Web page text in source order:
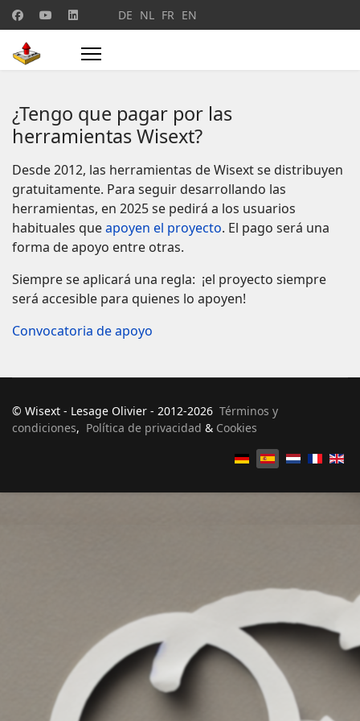
Seleccione su idioma
DE NL FR EN
¿Tengo que pagar por las
herramientas Wisext?
Desde 2012, las herramientas de Wisext se distribuyen
gratuitamente. Para seguir desarrollando las
herramientas, en 2025 se pedirá a los usuarios
habituales queapoyen el proyecto. El pago será una
forma de apoyo entre otras.
Siempre se aplicará una regla: ¡el proyecto siempre
será accesible para quienes lo apoyen!
Convocatoria de apoyo
© Wisext - Lesage Olivier - 2012-2026 Términos y
condiciones, Política de privacidad & Cookies